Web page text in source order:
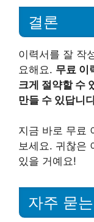
결론
이력서를 잘 작
요해요. 무료 이
크게 절약할 수
만들 수 있답니
지금 바로 무료
보세요. 귀찮은
있을 거예요!
자주 묻